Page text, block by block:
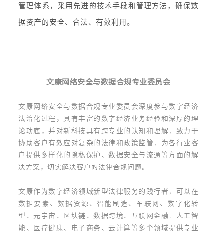
管理体系，采用先进的技术手段和管理方法，确保数
据资产的安全、合法、有效利用。
文康网络安全与数据合规专业委员会
文康网络安全与数据合规专业委员会深度参与数字经济
法治化过程，具有丰富的数字经济业务经验和深厚的理
论功底，并对新科技具有跨专业的认知和理解，致力于
协助客户有效应对复杂的法律和政策监管，为各行业客
户提供多样化的隐私保护、数据安全与流通等方面的解
决方案，切实解决客户的法律合规问题。
文康作为数字经济领域新型法律服务的践行者，可以在
数据要素、数据资源、智能制造、车联网、数字化转
型、元宇宙、区块链、数据跨境、互联网金融、人工智
能、医疗健康、电子商务、云计算等多个领域提供专业